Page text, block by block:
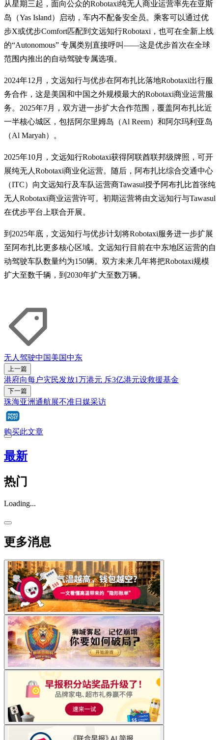
从星期三起，面向公众的Robotaxi纯无人商业运营率先在亚斯
岛（Yas Island）启动，车内不配备安全员。乘客可以通过优
步X或优步Comfort匹配到文远知行Robotaxi，也可在全新上线
的“Autonomous” 专属类别直接呼叫——这是优步首次在全球
范围内推出的自动驾驶专属选项。
2024年12月，文远知行与优步在阿布扎比落地Robotaxi出行服
务合作，这是美国和中国之外规模最大的Robotaxi商业运营服
务。2025年7月，双方进一步扩大合作范围，覆盖阿布扎比近
一半核心城区，包括阿尔里姆岛（Al Reem）和阿尔玛利亚岛
（Al Maryah）。
2025年10月，文远知行Robotaxi获得阿联酋联邦级牌照，可开
展纯无人Robotaxi商业化运营。随后，阿布扎比综合交通中心
（ITC）向文远知行及车队运营商Tawasul授予阿布扎比首张纯
无人Robotaxi商业运营许可。初期运营将由文远知行与Tawasul
在优步平台上联合开展。
到2025年底，文远知行与优步计划将Robotaxi服务进一步扩展
至阿布扎比更多核心区域。文远知行目前在中东地区运营的自
动驾驶车队数量约为150辆。双方未来几年将把Robotaxi规模
扩大至数千辆，到2030年扩大至数万辆。
无人驾驶中国美国中东
上一篇
港府向每户灾民发放1万港元 斥3亿港元设救援基金
下一篇
珠海亚洲通航展不准日媒采访
购买此文章
最新
热门
Loading...
更多消息